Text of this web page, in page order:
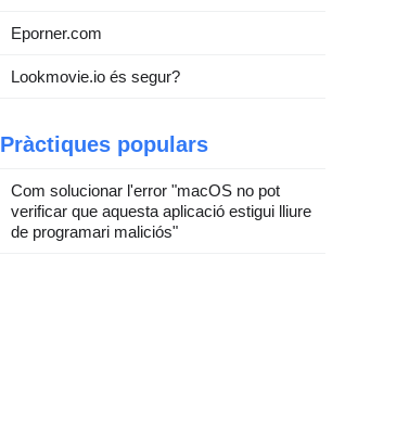
Eporner.com
Lookmovie.io és segur?
Pràctiques populars
Com solucionar l'error "macOS no pot
verificar que aquesta aplicació estigui lliure
de programari maliciós"